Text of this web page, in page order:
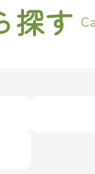
探す